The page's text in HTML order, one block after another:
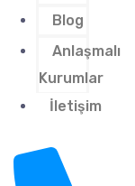
Blog
Anlaşmalı
Kurumlar
İletişim